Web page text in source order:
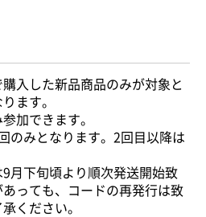
入した新品商品のみが対象と
ます。
加できます。
のみとなります。2回目以降は
9月下旬頃より順次発送開始致
っても、コードの再発行は致
ください。